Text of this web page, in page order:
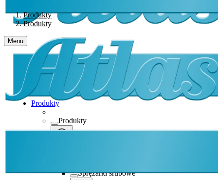
Produkty
Produkty
Menu
Produkty
Produkty
Sprężarki śrubowe